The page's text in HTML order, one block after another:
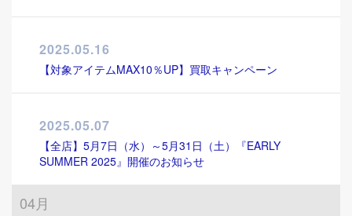
2025.05.16
【対象アイテムMAX10％UP】買取キャンペーン
2025.05.07
【全店】5月7日（水）～5月31日（土）『EARLY
SUMMER 2025』開催のお知らせ
04月